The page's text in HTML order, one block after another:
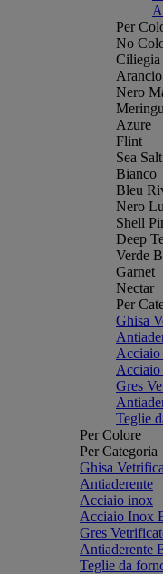
Per
No
Ciliegia
Arancio
Nero
Azure
Flint
Sea Salt
Bianco
Bleu
Nero
Shell
Deep
Verde
Garnet
Nectar
Per
Ghisa
Acciaio
Gres
Teglie
Per Colore
Per Categoria
Ghisa
Antiaderente
Acciaio inox
Acciaio Inox
Gres
Antiaderente
Teglie da